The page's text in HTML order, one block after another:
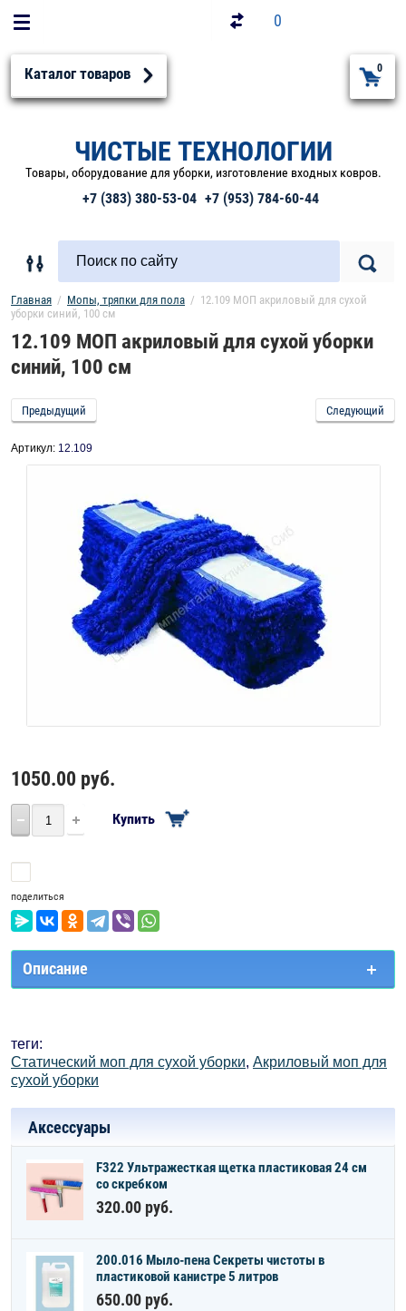
0
Каталог товаров 0
ЧИСТЫЕ ТЕХНОЛОГИИ
Товары, оборудование для уборки, изготовление входных ковров.
+7 (383) 380-53-04 +7 (953) 784-60-44
Главная
  /
Мопы, тряпки для пола
  /  12.109 МОП акриловый для сухой
уборки синий, 100 см
12.109 МОП акриловый для сухой уборки
синий, 100 см
Предыдущий Следующий
Артикул: 12.109
1050.00 руб.
Купить
поделиться
Описание
теги:
Статический моп для сухой уборки, Акриловый моп для
сухой уборки
Аксессуары
F322 Ультражесткая щетка пластиковая 24 см
со скребком
320.00 руб.
200.016 Мыло-пена Секреты чистоты в
пластиковой канистре 5 литров
650.00 руб.